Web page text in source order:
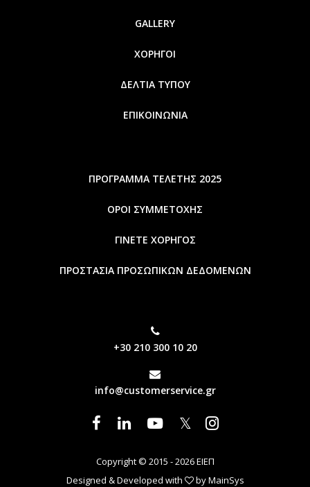
GALLERY
ΧΟΡΗΓΟΙ
ΔΕΛΤΙΑ ΤΥΠΟΥ
ΕΠΙΚΟΙΝΩΝΙΑ
ΠΡΟΓΡΑΜΜΑ ΤΕΛΕΤΗΣ 2025
ΟΡΟΙ ΣΥΜΜΕΤΟΧΗΣ
ΓΙΝΕΤΕ ΧΟΡΗΓΟΣ
ΠΡΟΣΤΑΣΙΑ ΠΡΟΣΩΠΙΚΩΝ ΔΕΔΟΜΕΝΩΝ
+30 210 300 10 20
info@customerservice.gr
𝕏
Copyright © 2015 - 2026 ΕΙΕΠ
Designed & Developed with
byMainSys